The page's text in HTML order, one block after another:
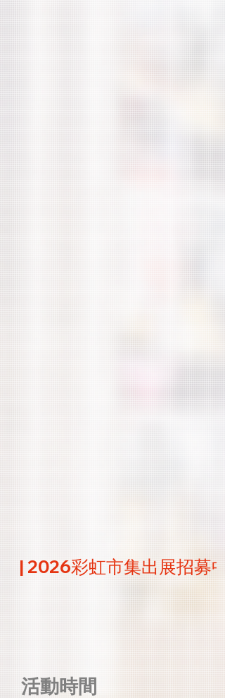
| 2026彩虹市集出展招
​活動時間